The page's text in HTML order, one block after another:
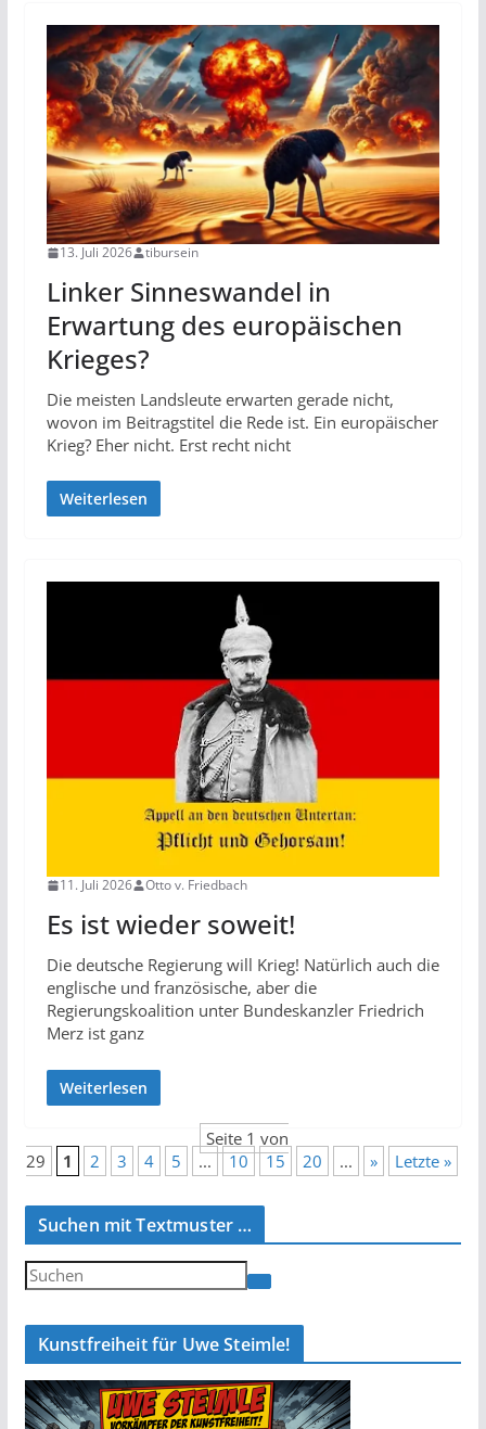
13. Juli 2026 tibursein
Linker Sinneswandel in
Erwartung des europäischen
Krieges?
Die meisten Landsleute erwarten gerade nicht,
wovon im Beitragstitel die Rede ist. Ein europäischer
Krieg? Eher nicht. Erst recht nicht
Weiterlesen
11. Juli 2026 Otto v. Friedbach
Es ist wieder soweit!
Die deutsche Regierung will Krieg! Natürlich auch die
englische und französische, aber die
Regierungskoalition unter Bundeskanzler Friedrich
Merz ist ganz
Weiterlesen
Seite 1 von
29
1 2 3 4 5 ... 10 15 20 ... » Letzte »
Suchen mit Textmuster …
Kunstfreiheit für Uwe Steimle!